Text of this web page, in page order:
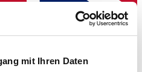
mit Ihren Daten